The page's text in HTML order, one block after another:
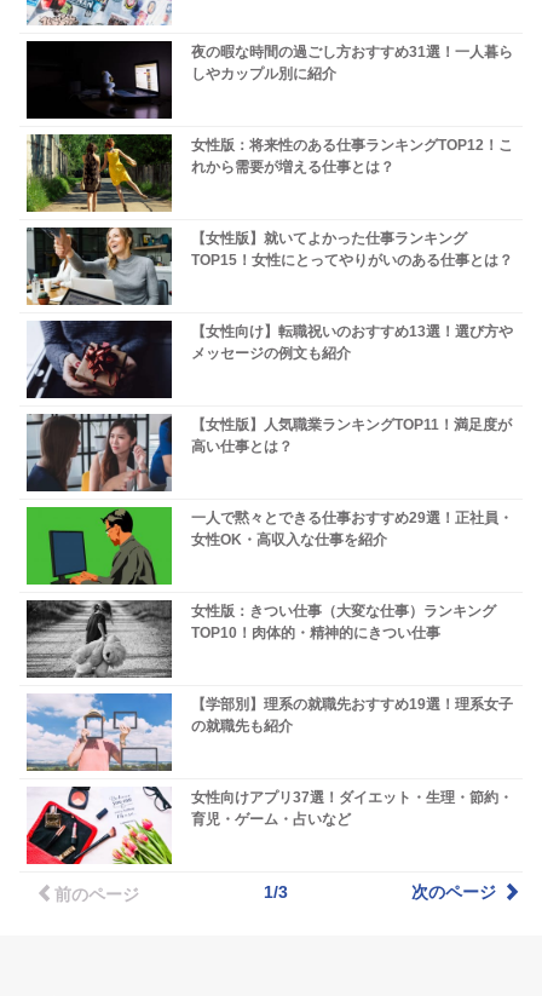
夜の暇な時間の過ごし方おすすめ31選！一人暮ら
しやカップル別に紹介
女性版：将来性のある仕事ランキングTOP12！こ
れから需要が増える仕事とは？
【女性版】就いてよかった仕事ランキング
TOP15！女性にとってやりがいのある仕事とは？
【女性向け】転職祝いのおすすめ13選！選び方や
メッセージの例文も紹介
【女性版】人気職業ランキングTOP11！満足度が
高い仕事とは？
一人で黙々とできる仕事おすすめ29選！正社員・
女性OK・高収入な仕事を紹介
女性版：きつい仕事（大変な仕事）ランキング
TOP10！肉体的・精神的にきつい仕事
【学部別】理系の就職先おすすめ19選！理系女子
の就職先も紹介
女性向けアプリ37選！ダイエット・生理・節約・
育児・ゲーム・占いなど
前のページ 1/3 次のページ